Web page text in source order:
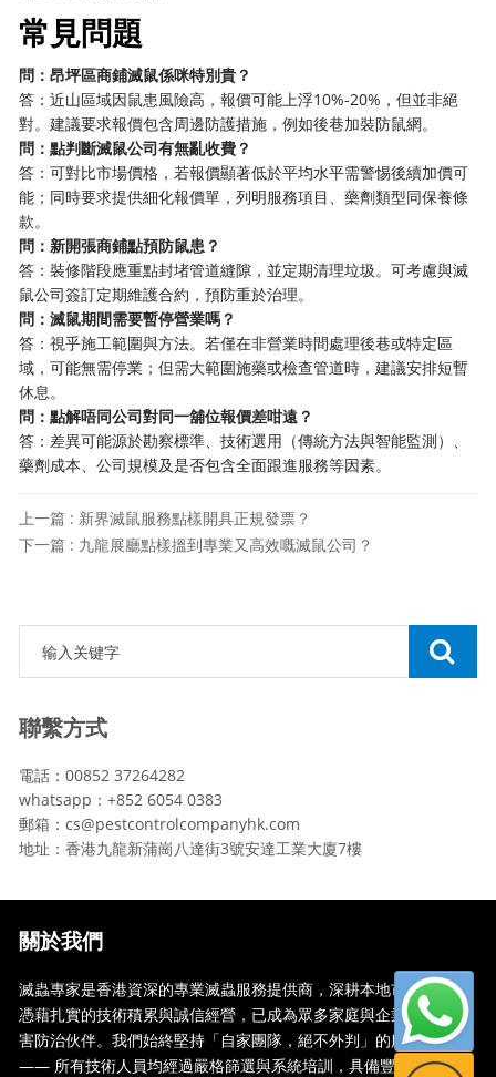
常見問題
問：昂坪區商鋪滅鼠係咪特別貴？
答：近山區域因鼠患風險高，報價可能上浮10%-20%，但並非絕
對。建議要求報價包含周邊防護措施，例如後巷加裝防鼠網。
問：點判斷滅鼠公司有無亂收費？
答：可對比市場價格，若報價顯著低於平均水平需警惕後續加價可
能；同時要求提供細化報價單，列明服務項目、藥劑類型同保養條
款。
問：新開張商鋪點預防鼠患？
答：裝修階段應重點封堵管道縫隙，並定期清理垃圾。可考慮與滅
鼠公司簽訂定期維護合約，預防重於治理。
問：滅鼠期間需要暫停營業嗎？
答：視乎施工範圍與方法。若僅在非營業時間處理後巷或特定區
域，可能無需停業；但需大範圍施藥或檢查管道時，建議安排短暫
休息。
問：點解唔同公司對同一舖位報價差咁遠？
答：差異可能源於勘察標準、技術選用（傳統方法與智能監測）、
藥劑成本、公司規模及是否包含全面跟進服務等因素。
上一篇 : 新界滅鼠服務點樣開具正規發票？
下一篇 : 九龍展廳點樣搵到專業又高效嘅滅鼠公司？
聯繫方式
電話：00852 37264282
whatsapp：+852 6054 0383
郵箱：cs@pestcontrolcompanyhk.com
地址：香港九龍新蒲崗八達街3號安達工業大廈7樓
關於我們
滅蟲專家是香港資深的專業滅蟲服務提供商，深耕本地市場多年，
憑藉扎實的技術積累與誠信經營，已成為眾多家庭與企業信賴的蟲
害防治伙伴。我們始終堅持「自家團隊，絕不外判」的服務承諾
—— 所有技術人員均經過嚴格篩選與系統培訓，具備豐富的現場處